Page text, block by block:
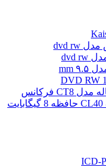
رم کامپیوتر کروشیال تک کاناله مدل CT8 فرکانس